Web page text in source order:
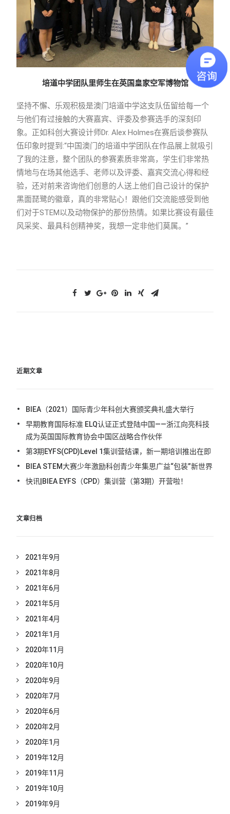
培道中学团队里师生在英国皇家空军博物馆
坚持不懈、乐观积极是澳门培道中学这支队伍留给每一个
与他们有过接触的大赛嘉宾、评委及参赛选手的深刻印
象。正如科创大赛设计师Dr. Alex Holmes在赛后谈参赛队
伍印象时提到:“中国澳门的培道中学团队在作品展上就吸引
了我的注意，整个团队的参赛素质非常高，学生们非常热
情地与在场其他选手、老师以及评委、嘉宾交流心得和经
验，还对前来咨询他们创意的人送上他们自己设计的保护
黑面琵鹭的徽章，真的非常贴心！跟他们交流能感受到他
们对于STEM以及动物保护的那份热情。如果比赛设有最佳
风采奖、最具科创精神奖，我想一定非他们莫属。”
近期文章
BIEA（2021）国际青少年科创大赛颁奖典礼盛大举行
早期教育国际标准 ELQ认证正式登陆中国——浙江向亮科技
成为英国国际教育协会中国区战略合作伙伴
第3期EYFS(CPD)Level 1集训营结课，新一期培训推出在即
BIEA STEM大赛少年激励科创青少年集思广益“包装”新世界
快讯|BIEA EYFS（CPD）集训营（第3期）开营啦！
文章归档
2021年9月
2021年8月
2021年6月
2021年5月
2021年4月
2021年1月
2020年11月
2020年10月
2020年9月
2020年7月
2020年6月
2020年2月
2020年1月
2019年12月
2019年11月
2019年10月
2019年9月